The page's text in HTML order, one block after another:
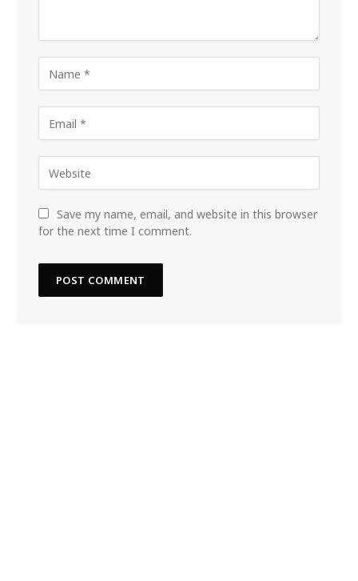
Save my name, email, and website in this browser
for the next time I comment.